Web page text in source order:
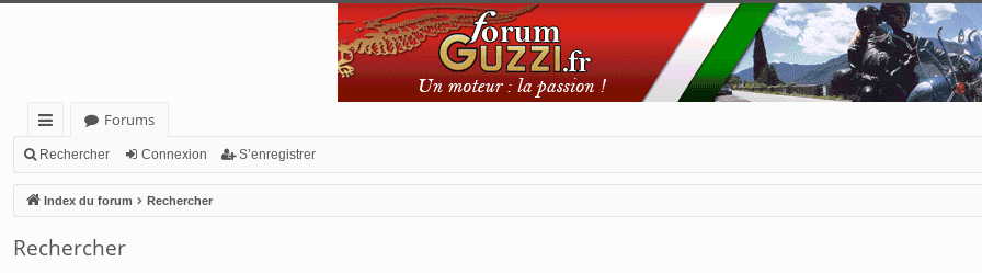
cc
ès
ra
pi
Forums
Rechercher Connexion S’enregistrer
Index du forum Rechercher
Rechercher